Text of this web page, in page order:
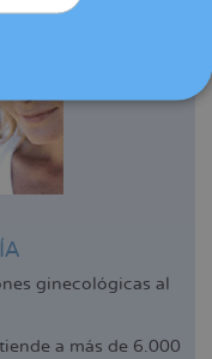
ginecológicas al
a más de 6.000